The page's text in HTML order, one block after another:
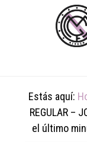
Estás aquí:
REGULAR –
el último